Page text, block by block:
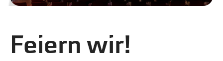
Feiern wir!